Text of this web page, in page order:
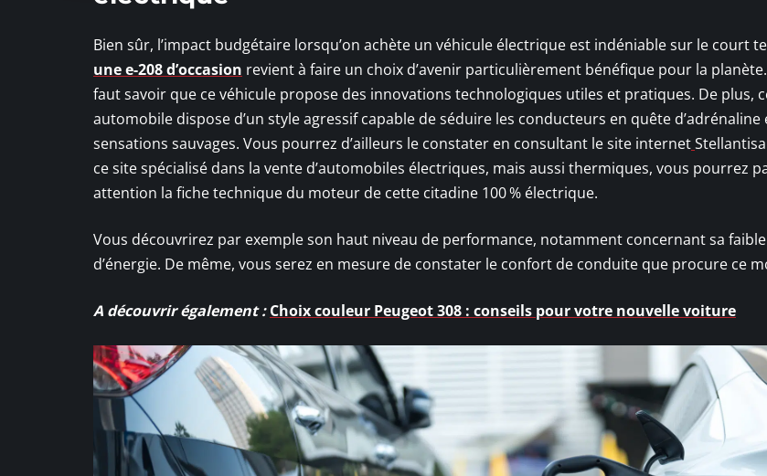
Bien sûr, l’impact budgétaire lorsqu’on achète un véhicule électrique est indéniable sur le court
une e-208 d’occasion revient à faire un choix d’avenir particulièrement bénéfique pour la
faut savoir que ce véhicule propose des innovations technologiques utiles et pratiques. De plus,
automobile dispose d’un style agressif capable de séduire les conducteurs en quête d’adrénaline
sensations sauvages. Vous pourrez d’ailleurs le constater en consultant le site internet
ce site spécialisé dans la vente d’automobiles électriques, mais aussi thermiques, vous pourrez
attention la fiche technique du moteur de cette citadine 100 % électrique.
Vous découvrirez par exemple son haut niveau de performance, notamment concernant sa
d’énergie. De même, vous serez en mesure de constater le confort de conduite que procure ce
A découvrir également : Choix couleur Peugeot 308 : conseils pour votre nouvelle voiture